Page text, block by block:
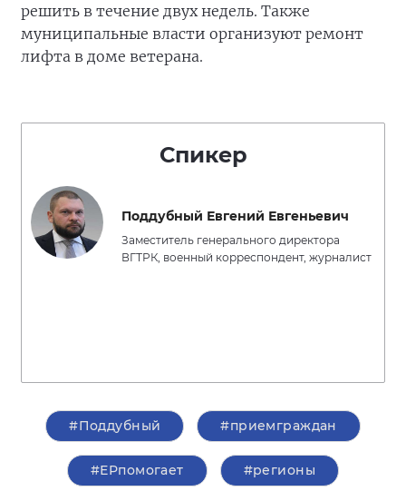
решить в течение двух недель. Также
муниципальные власти организуют ремонт
лифта в доме ветерана.
Спикер
Поддубный Евгений Евгеньевич
Заместитель генерального директора
ВГТРК, военный корреспондент, журналист
#Поддубный #приемграждан
#ЕРпомогает #регионы